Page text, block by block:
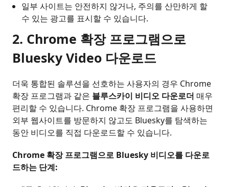
일부 사이트는 안전하지 않거나, 주의를 산만하게 할
수 있는 광고를 표시할 수 있습니다.
2. Chrome 확장 프로그램으로
Bluesky Video 다운로드
더욱 통합된 솔루션을 선호하는 사용자의 경우 Chrome
확장 프로그램과 같은 블루스카이 비디오 다운로더 매우
편리할 수 있습니다. Chrome 확장 프로그램을 사용하면
외부 웹사이트를 방문하지 않고도 Bluesky를 탐색하는
동안 비디오를 직접 다운로드할 수 있습니다.
Chrome 확장 프로그램으로 Bluesky 비디오를 다운로
드하는 단계: